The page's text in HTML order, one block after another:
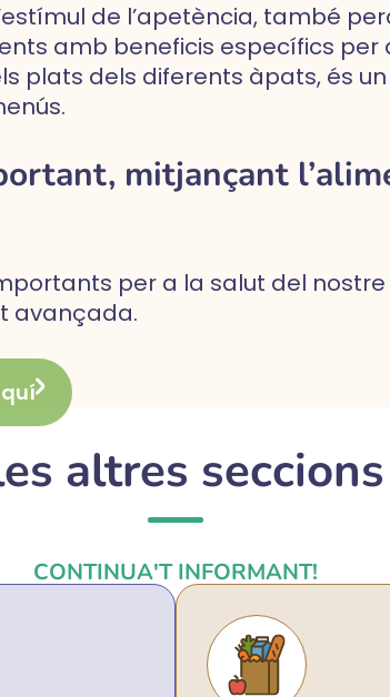
de l’apetència, també
amb beneficis específics per
plats dels diferents àpats, és
mitjançant
per a la salut del
avançada.
altres
CONTINUA'T INFORMANT!